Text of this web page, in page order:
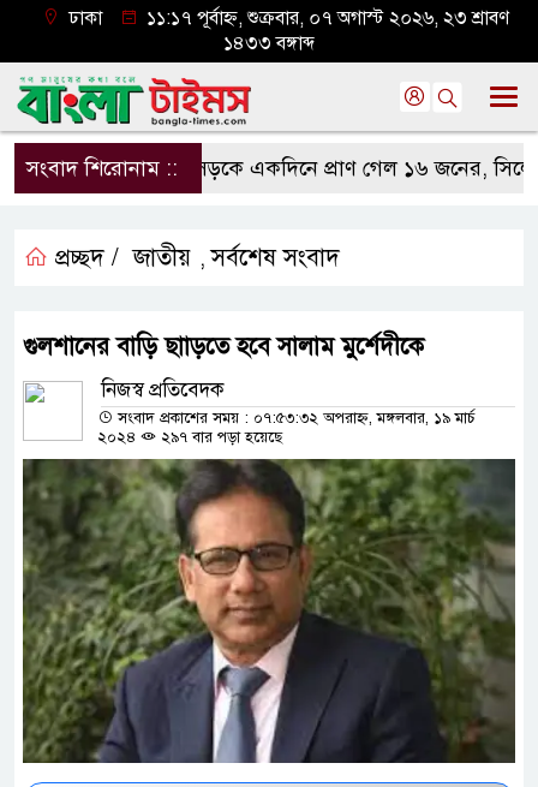
ঢাকা
১১:১৭ পূর্বাহ্ন, শুক্রবার, ০৭ অগাস্ট ২০২৬, ২৩ শ্রাবণ
১৪৩৩ বঙ্গাব্দ
সংবাদ শিরোনাম ::সড়কে একদিনে প্রাণ গেল ১৬ জনের, সিলেটে
প্রচ্ছদ / জাতীয় ,সর্বশেষ সংবাদ
গুলশানের বাড়ি ছাাড়তে হবে সালাম মুর্শেদীকে
নিজস্ব প্রতিবেদক
সংবাদ প্রকাশের সময় : ০৭:৫৩:৩২ অপরাহ্ন, মঙ্গলবার, ১৯ মার্চ
২০২৪
২৯৭ বার পড়া হয়েছে